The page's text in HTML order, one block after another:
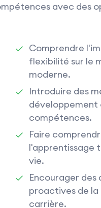
avec des
Comprendre
flexibilité sur le
moderne.
Introduire des
développement
compétences.
Faire
l'apprentissage
vie.
Encourager des
proactives de
carrière.